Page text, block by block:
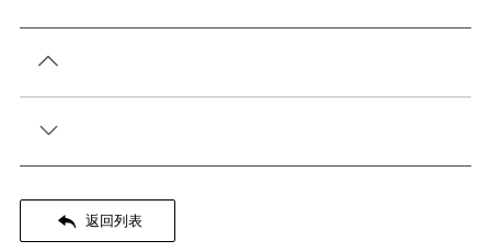


 返回列表